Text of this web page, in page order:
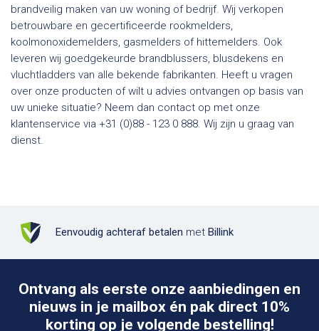
brandveilig maken van uw woning of bedrijf. Wij verkopen
betrouwbare en gecertificeerde rookmelders,
koolmonoxidemelders, gasmelders of hittemelders. Ook
leveren wij goedgekeurde brandblussers, blusdekens en
vluchtladders van alle bekende fabrikanten. Heeft u vragen
over onze producten of wilt u advies ontvangen op basis van
uw unieke situatie? Neem dan contact op met onze
klantenservice via +31 (0)88 - 123 0 888. Wij zijn u graag van
dienst.
Eenvoudig achteraf betalen met Billink
Ontvang als eerste onze aanbiedingen en
nieuws in je mailbox én pak direct 10%
korting op je volgende bestelling!